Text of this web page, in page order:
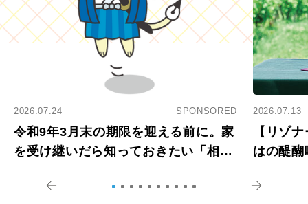
2026.07.24 SPONSORED
令和9年3月末の期限を迎える前に。家
を受け継いだら知っておきたい「相続
2026.07.13
【リゾ
はの醍